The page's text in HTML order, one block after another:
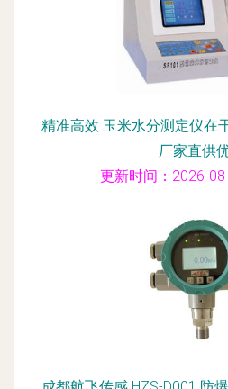
精准高效 玉米水分测定仪在
厂家直供
更新时间：2026-